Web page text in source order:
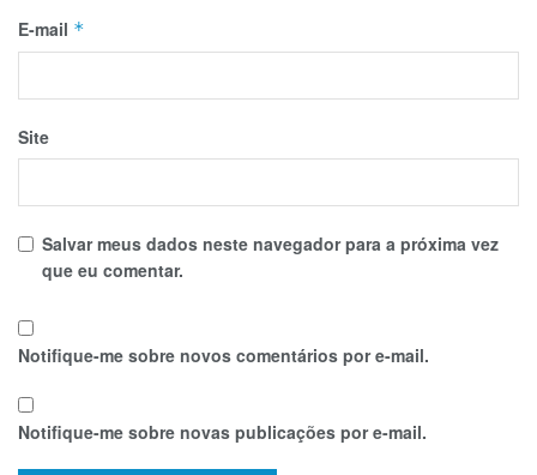
E-mail *
Site
Salvar meus dados neste navegador para a próxima vez
que eu comentar.
Notifique-me sobre novos comentários por e-mail.
Notifique-me sobre novas publicações por e-mail.